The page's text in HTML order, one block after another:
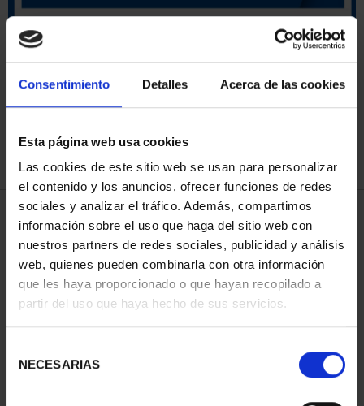
Consentimiento Detalles Acerca de las cookies
Esta página web usa cookies
Las cookies de este sitio web se usan para personalizar
el contenido y los anuncios, ofrecer funciones de redes
sociales y analizar el tráfico. Además, compartimos
información sobre el uso que haga del sitio web con
nuestros partners de redes sociales, publicidad y análisis
web, quienes pueden combinarla con otra información
que les haya proporcionado o que hayan recopilado a
partir del uso que haya hecho de sus servicios.
NECESARIAS
REFINAR
4 Productos encontrados